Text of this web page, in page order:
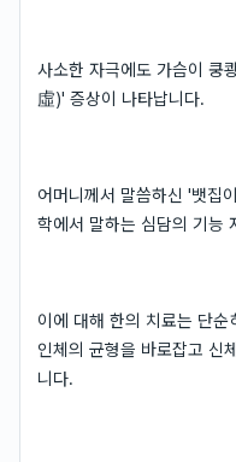
사소한 자극에도 가슴이 쿵
虛)' 증상이 나타납니다.
어머니께서 말씀하신 '뱃집
학에서 말하는 심담의 기능
이에 대해 한의 치료는 단
인체의 균형을 바로잡고 신
니다.